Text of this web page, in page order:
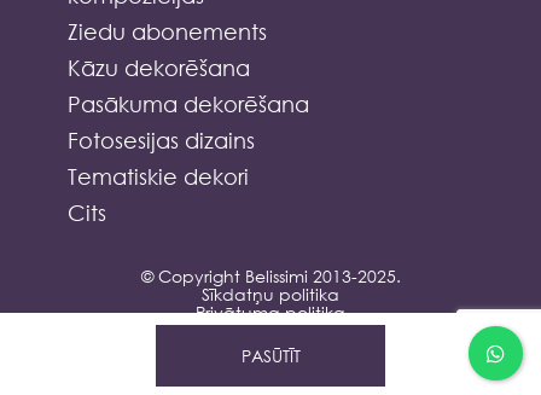
Ziedu abonements
Kāzu dekorēšana
Pasākuma dekorēšana
Fotosesijas dizains
Tematiskie dekori
Cits
© Copyright Belissimi 2013-2025.
Sīkdatņu politika
Privātuma politika
PASŪTĪT